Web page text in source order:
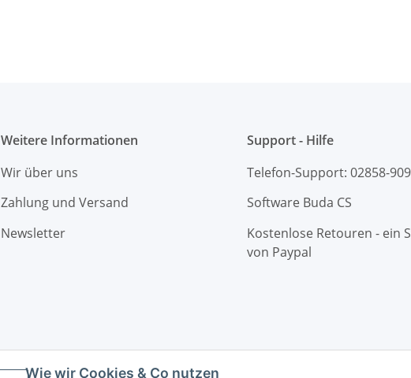
Wie wir Cookies & Co nutzen
Weitere Informationen
Wir über uns
Zahlung und Versand
Newsletter
Support - Hilfe
Telefon-Support: 02858-
Software Buda CS
Kostenlose Retouren - ein
von Paypal